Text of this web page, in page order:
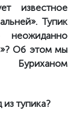
известное
Тупик
Об этом мы
тупика?